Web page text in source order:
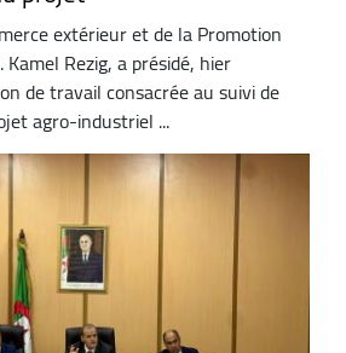
extérieur et de la Promotion
Rezig, a présidé, hier
de travail consacrée au suivi de
agro-industriel ...